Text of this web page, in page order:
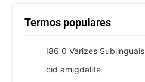
Termos populares
I86 0 Varizes Sublinguais
cid amigdalite